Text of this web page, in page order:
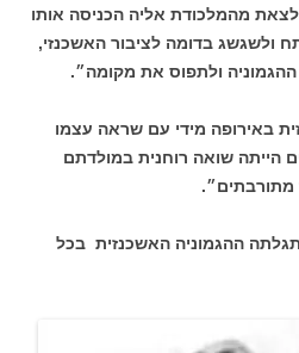
מהמלכודת אליה הכניסה אותו
ולשגשג בדומה לציבור האשכנזי,
ולתפוס את מקומה״.
באירופה מידי עם שראה עצמו
הייתה שואה רוחנית במולדתם
מתורבתים״.
ההגמוניה האשכנזית בכל